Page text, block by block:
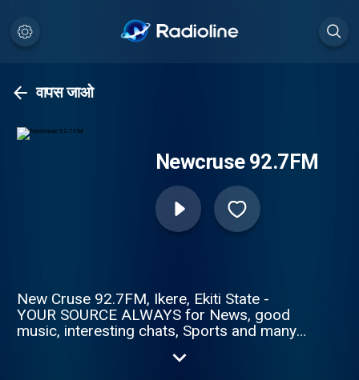
वापस जाओ
Newcruse 92.7FM
New Cruse 92.7FM, Ikere, Ekiti State -
YOUR SOURCE ALWAYS for News, good
music, interesting chats, Sports and many